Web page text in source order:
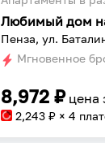
Любимый дом
Пенза, ул.
Мгновенное
8,972 ₽ цена
2,243 ₽ × 4